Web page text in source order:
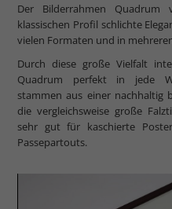
Der Bilderrahmen
klassischen Profil schlichte
vielen Formaten und in
Durch diese große Vielfalt
Quadrum perfekt in jede
stammen aus einer nachhaltig
die vergleichsweise große
sehr gut für kaschierte
Passepartouts.